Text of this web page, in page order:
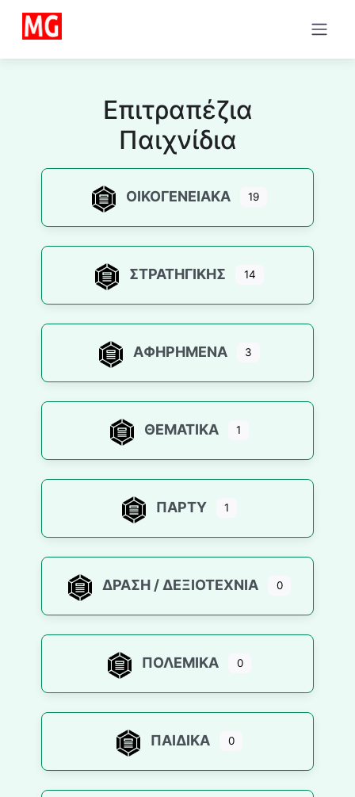
Επιτραπέζια
Παιχνίδια
ΟΙΚΟΓΕΝΕΙΑΚΆ 19
ΣΤΡΑΤΗΓΙΚΉΣ 14
ΑΦΗΡΗΜΈΝΑ 3
ΘΕΜΑΤΙΚΆ 1
ΠΆΡΤΥ 1
ΔΡΆΣΗ / ΔΕΞΙΟΤΕΧΝΊΑ 0
ΠΟΛΕΜΙΚΆ 0
ΠΑΙΔΙΚΆ 0